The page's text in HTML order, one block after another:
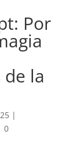
Por
la
|
0